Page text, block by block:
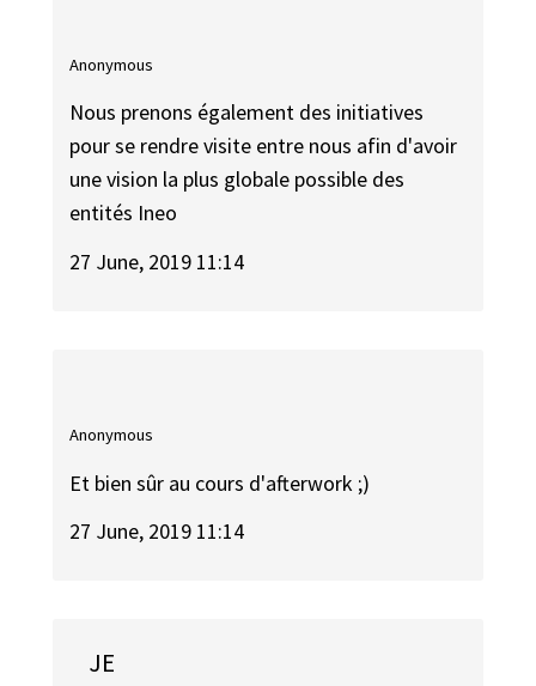
Anonymous
Nous prenons également des initiatives
pour se rendre visite entre nous afin d'avoir
une vision la plus globale possible des
entités Ineo
27 June, 2019 11:14
Anonymous
Et bien sûr au cours d'afterwork ;)
27 June, 2019 11:14
JE